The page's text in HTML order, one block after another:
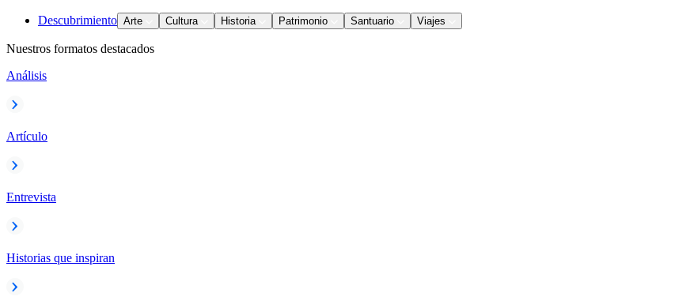
Descubrimiento Arte Cultura Historia Patrimonio Santuario Viajes
Nuestros formatos destacados
Análisis
Artículo
Entrevista
Historias que inspiran